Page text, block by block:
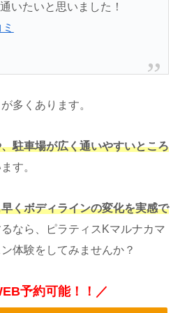
いたいと思いました！
多くあります。
駐車場が広く通いやすいところ
す。
くボディラインの変化を実感で
なら、ピラティスKマルナカマ
体験をしてみませんか？
予約可能！！／